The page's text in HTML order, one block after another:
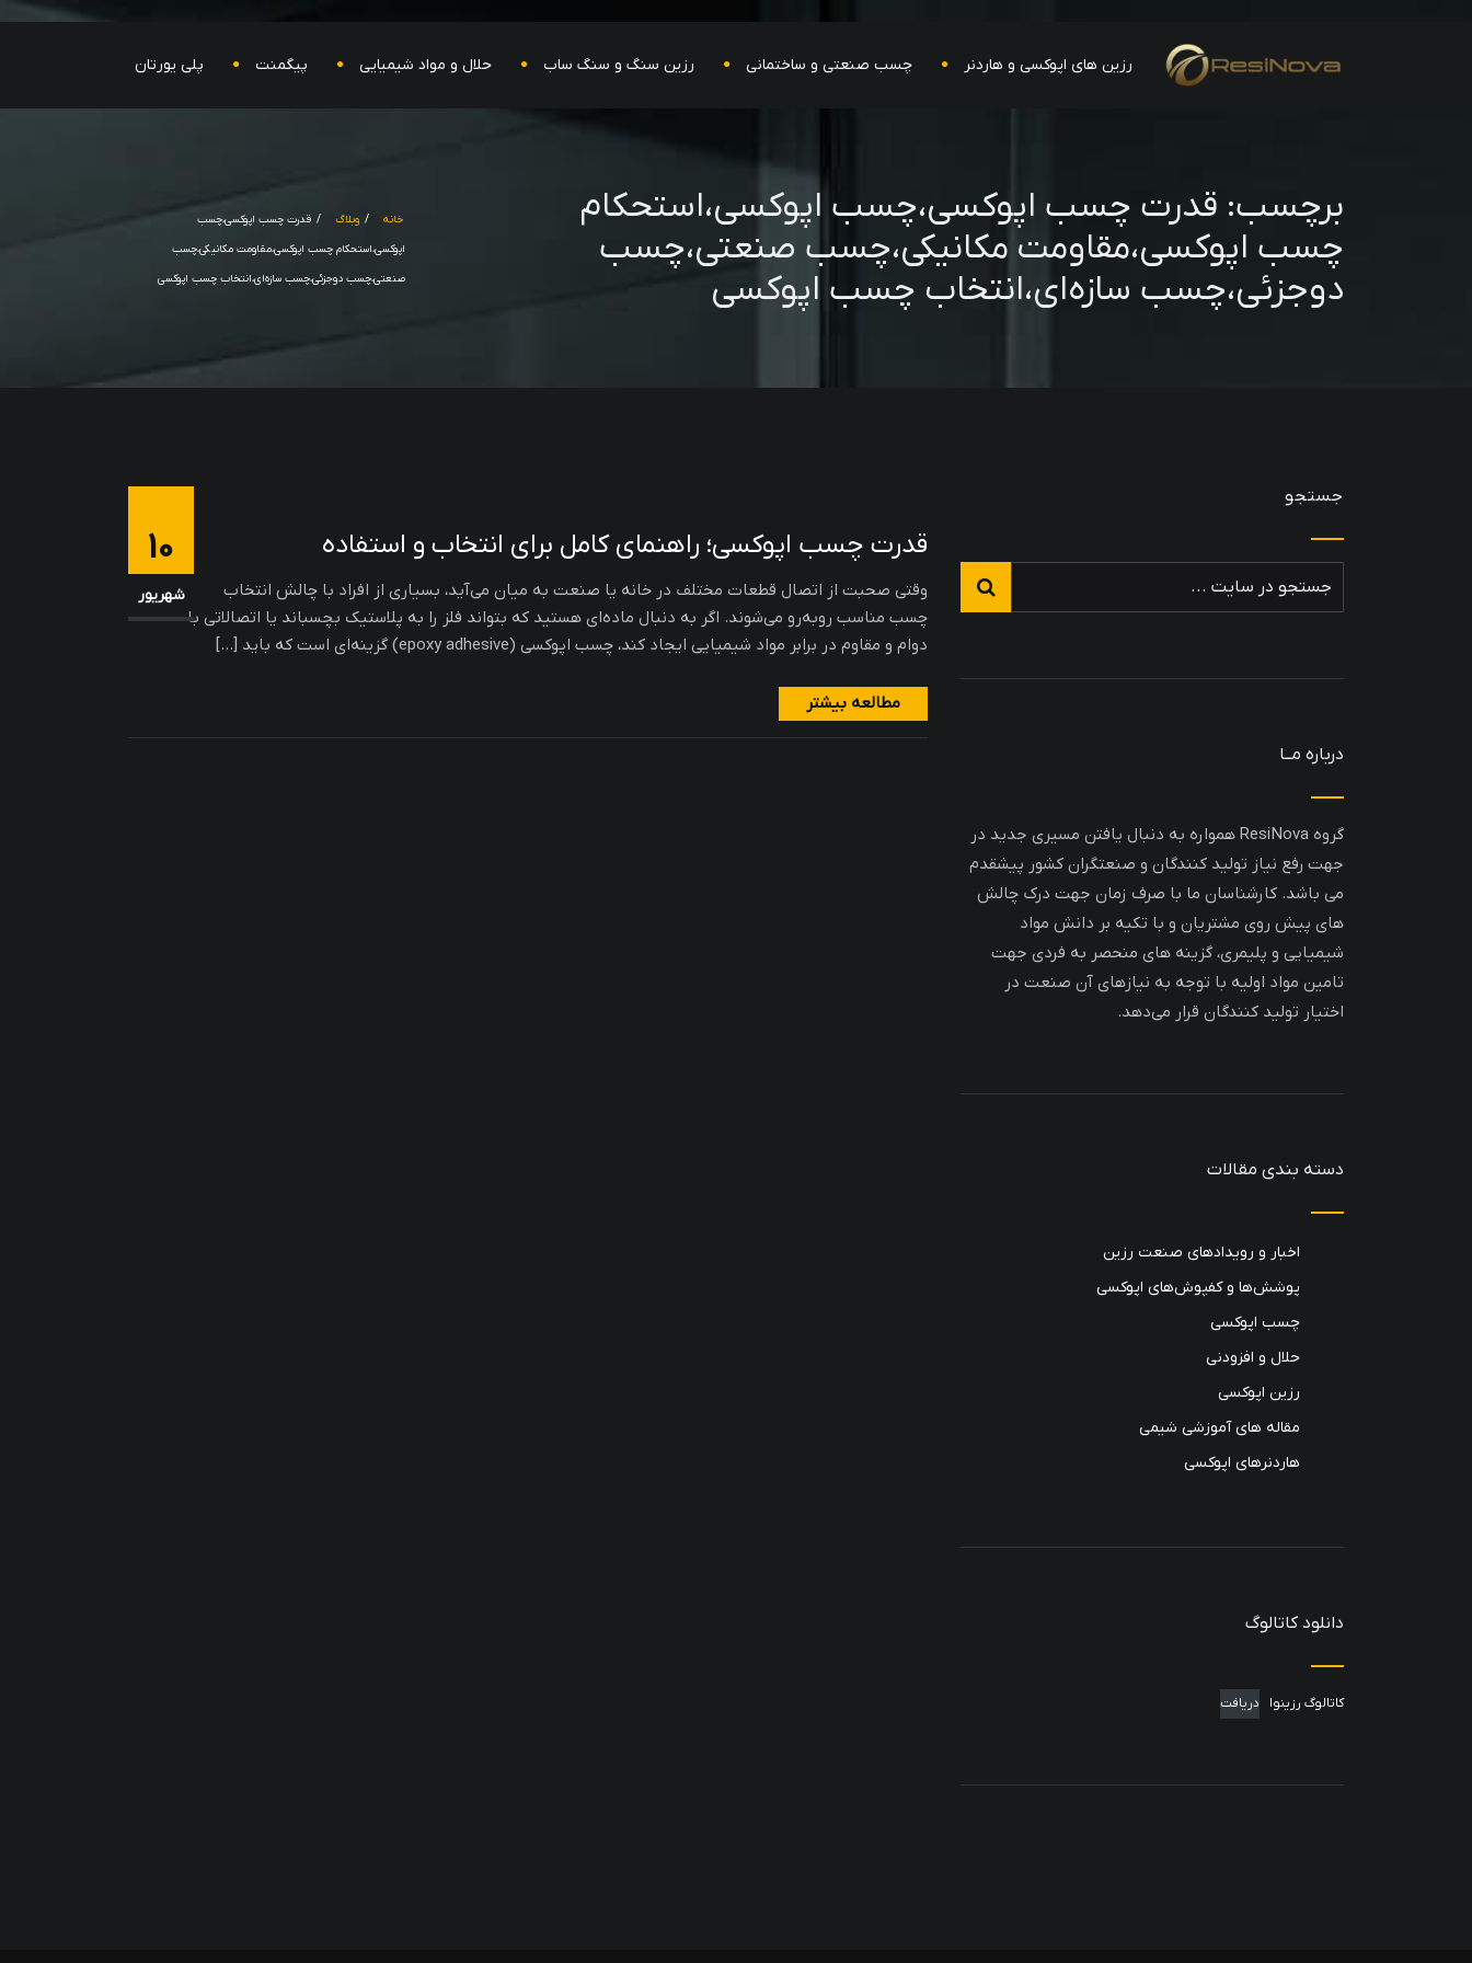
رزین های اپوکسی و هاردنر چسب صنعتی و ساختمانی رزین سنگ و سنگ ساب حلال و مواد شیمیایی پیگمنت پلی یورتان
برچسب: قدرت چسب اپوکسی،چسب اپوکسی،استحکام
چسب اپوکسی،مقاومت مکانیکی،چسب صنعتی،چسب
دوجزئی،چسب سازه‌ای،انتخاب چسب اپوکسی
خانه وبلاگ قدرت چسب اپوکسی،چسب
اپوکسی،استحکام چسب اپوکسی،مقاومت مکانیکی،چسب
صنعتی،چسب دوجزئی،چسب سازه‌ای،انتخاب چسب اپوکسی
قدرت چسب اپوکسی؛ راهنمای کامل برای انتخاب و استفاده
وقتی صحبت از اتصال قطعات مختلف در خانه یا صنعت به میان می‌آید، بسیاری از افراد با چالش انتخاب
چسب مناسب روبه‌رو می‌شوند. اگر به دنبال ماده‌ای هستید که بتواند فلز را به پلاستیک بچسباند یا اتصالاتی با
دوام و مقاوم در برابر مواد شیمیایی ایجاد کند، چسب اپوکسی (epoxy adhesive) گزینه‌ای است که باید […]
10
شهریور
مطالعه بیشتر
جستجو
درباره مــا
گروه ResiNova همواره به دنبال یافتن مسیری جدید در
جهت رفع نیاز تولید کنندگان و صنعتگران کشور پیشقدم
می باشد. کارشناسان ما با صرف زمان جهت درک چالش
های پیش روی مشتریان و با تکیه بر دانش مواد
شیمیایی و پلیمری، گزینه های منحصر به فردی جهت
تامین مواد اولیه با توجه به نیازهای آن صنعت در
اختیار تولید کنندگان قرار می‌دهد.
دسته بندی مقالات
اخبار و رویدادهای صنعت رزین
پوشش‌ها و کفپوش‌های اپوکسی
چسب اپوکسی
حلال و افزودنی
رزین اپوکسی
مقاله های آموزشی شیمی
هاردنرهای اپوکسی
دانلود کاتالوگ
کاتالوگ رزینوا دریافت